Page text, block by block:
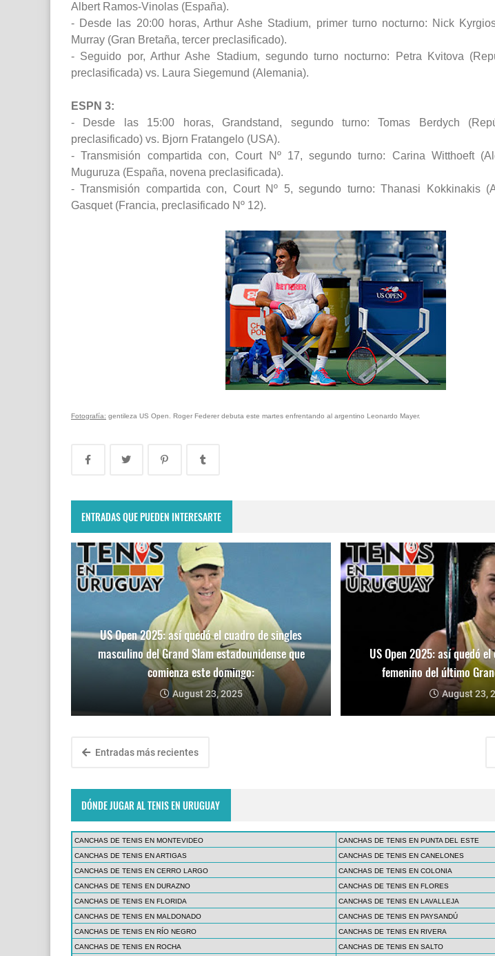
Albert Ramos-Vinolas (España).
- Desde las 20:00 horas, Arthur Ashe Stadium, primer turno nocturno: Nick
Murray (Gran Bretaña, tercer preclasificado).
- Seguido por, Arthur Ashe Stadium, segundo turno nocturno: Petra Kvitova
preclasificada) vs. Laura Siegemund (Alemania).
ESPN 3:
- Desde las 15:00 horas, Grandstand, segundo turno: Tomas Berdych
preclasificado) vs. Bjorn Fratangelo (USA).
- Transmisión compartida con, Court Nº 17, segundo turno: Carina Witthoeft
Muguruza (España, novena preclasificada).
- Transmisión compartida con, Court Nº 5, segundo turno: Thanasi Kokkinakis
Gasquet (Francia, preclasificado Nº 12).
Fotografía: gentileza US Open. Roger Federer debuta este martes enfrentando al argentino Leonardo Mayer.
ENTRADAS QUE PUEDEN INTERESARTE
US Open 2025: así quedó el cuadro de singles
masculino del Grand Slam estadounidense que
comienza este domingo:
August 23, 2025
US Open 2025: así quedó
femenino del último
August 23,
Entradas más recientes
DÓNDE JUGAR AL TENIS EN URUGUAY
CANCHAS DE TENIS EN MONTEVIDEO
CANCHAS DE TENIS EN PUNTA DEL ESTE
CANCHAS DE TENIS EN ARTIGAS
CANCHAS DE TENIS EN CANELONES
CANCHAS DE TENIS EN CERRO LARGO
CANCHAS DE TENIS EN COLONIA
CANCHAS DE TENIS EN DURAZNO
CANCHAS DE TENIS EN FLORES
CANCHAS DE TENIS EN FLORIDA
CANCHAS DE TENIS EN LAVALLEJA
CANCHAS DE TENIS EN MALDONADO
CANCHAS DE TENIS EN PAYSANDÚ
CANCHAS DE TENIS EN RÍO NEGRO
CANCHAS DE TENIS EN RIVERA
CANCHAS DE TENIS EN ROCHA
CANCHAS DE TENIS EN SALTO